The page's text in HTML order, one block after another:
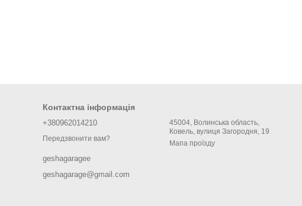
Контактна інформація
+380962014210
Передзвонити вам?
geshagaragee
geshagarage@gmail.com
45004, Волинська область,
Ковель, вулиця Загородня, 19
Мапа проїзду